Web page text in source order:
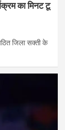
का मिनट टू
जिला सक्ती के